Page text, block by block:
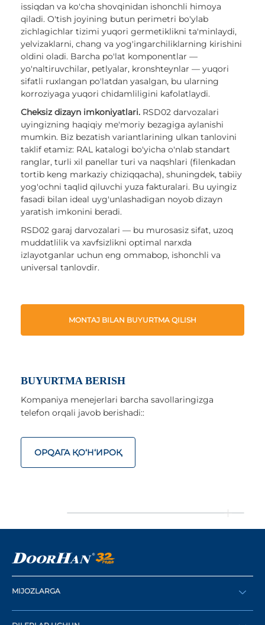
issiqdan va ko'cha shovqinidan ishonchli himoya
qiladi. O'tish joyining butun perimetri bo'ylab
zichlagichlar tizimi yuqori germetiklikni ta'minlaydi,
yelvizaklarni, chang va yog'ingarchiliklarning kirishini
oldini oladi. Barcha po'lat komponentlar —
yo'naltiruvchilar, petlyalar, kronshteynlar — yuqori
sifatli ruxlangan po'latdan yasalgan, bu ularning
korroziyaga yuqori chidamliligini kafolatlaydi.
Cheksiz dizayn imkoniyatlari. RSD02 darvozalari
uyingizning haqiqiy me'moriy bezagiga aylanishi
mumkin. Biz bezatish variantlarining ulkan tanlovini
taklif etamiz: RAL katalogi bo'yicha o'nlab standart
ranglar, turli xil panellar turi va naqshlari (filenkadan
tortib keng markaziy chiziqqacha), shuningdek, tabiiy
yog'ochni taqlid qiluvchi yuza fakturalari. Bu uyingiz
fasadi bilan ideal uyg'unlashadigan noyob dizayn
yaratish imkonini beradi.
RSD02 garaj darvozalari — bu murosasiz sifat, uzoq
muddatlilik va xavfsizlikni optimal narxda
izlayotganlar uchun eng ommabop, ishonchli va
universal tanlovdir.
MONTAJ BILAN BUYURTMA QILISH
BUYURTMA BERISH
Kompaniya menejerlari barcha savollaringizga
telefon orqali javob berishadi::
ОРQАГА ҚO‘Н‘ИРОҚ
MIJOZLARGA
Buyurtma berish